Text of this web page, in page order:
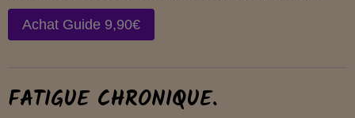
Achat Guide 9,90€
FATIGUE CHRONIQUE.